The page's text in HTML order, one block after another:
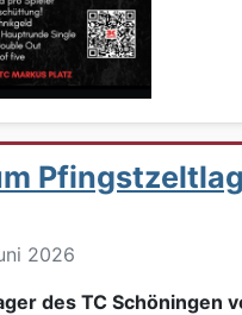
2026
des TC Schöningen